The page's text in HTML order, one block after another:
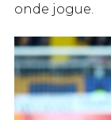
onde jogue.